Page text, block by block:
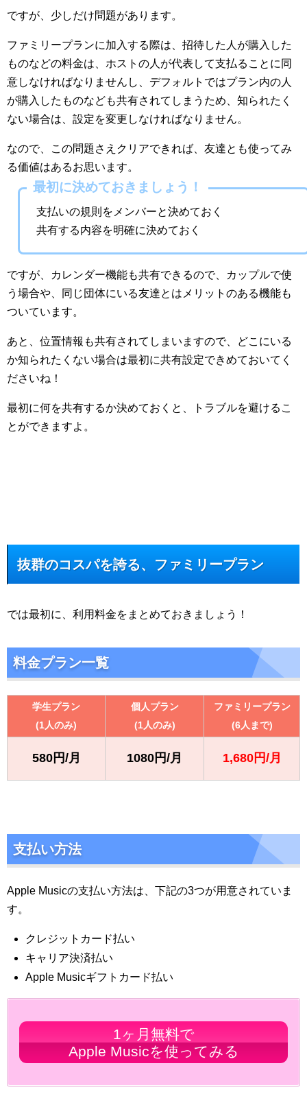
ですが、少しだけ問題があります。
ファミリープランに加入する際は、招待した人が購入した
ものなどの料金は、ホストの人が代表して支払ることに同
意しなければなりませんし、デフォルトではプラン内の人
が購入したものなども共有されてしまうため、知られたく
ない場合は、設定を変更しなければなりません。
なので、この問題さえクリアできれば、友達とも使ってみ
る価値はあるお思います。
最初に決めておきましょう！
支払いの規則をメンバーと決めておく
共有する内容を明確に決めておく
ですが、カレンダー機能も共有できるので、カップルで使
う場合や、同じ団体にいる友達とはメリットのある機能も
ついています。
あと、位置情報も共有されてしまいますので、どこにいる
か知られたくない場合は最初に共有設定できめておいてく
ださいね！
最初に何を共有するか決めておくと、トラブルを避けるこ
とができますよ。
抜群のコスパを誇る、ファミリープラン
では最初に、利用料金をまとめておきましょう！
料金プラン一覧
学生プラン
(1人のみ)
個人プラン
(1人のみ)
ファミリープラン
(6人まで)
580円/月 1080円/月 1,680円/月
支払い方法
Apple Musicの支払い方法は、下記の3つが用意されていま
す。
クレジットカード払い
キャリア決済払い
Apple Musicギフトカード払い
1ヶ月無料で
Apple Musicを使ってみる